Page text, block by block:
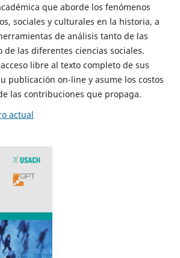
que aborde los fenómenos
sociales y culturales en la historia, a
de análisis tanto de las
de las diferentes ciencias sociales.
libre al texto completo de sus
publicación on-line y asume los costos
las contribuciones que propaga.
actual